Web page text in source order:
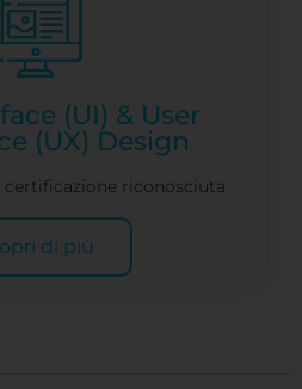
(UI) & User
(UX) Design
riconosciuta
di più